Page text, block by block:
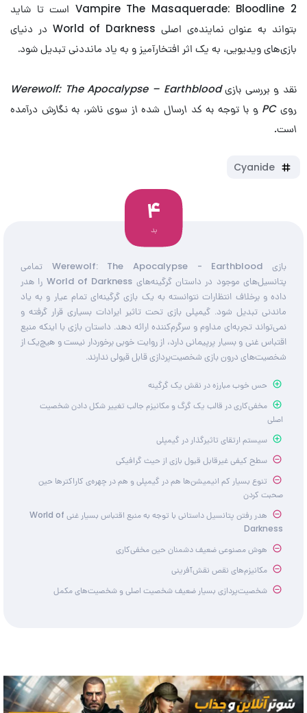
Vampire The Masaquerade: Bloodline 2 است تا شاید
بتواند به عنوان نماینده‌ی اصلی World of Darkness در دنیای
بازی‌های ویدیویی، به یک اثر افتخارآمیز و به یاد مانددنی تبدیل شود.
نقد و بررسی بازی Werewolf: The Apocalypse – Earthblood
روی PC و با توجه به کد ارسال شده از سوی ناشر، به نگارش درآمده
است.
Cyanide
4
بد
بازی Werewolf: The Apocalypse - Earthblood تمامی
پتانسیل‌های موجود در داستان گرگینه‌های World of Darkness را هدر
داده و برخلاف انتظارات نتوانسته به یک بازی گرگینه‌ای تمام عیار و به یاد
ماندنی تبدیل شود. گیمپلی بازی تحت تاثیر ایرادات بسیاری قرار گرفته و
نمی‌تواند تجربه‌ای مداوم و سرگرم‌کننده ارائه دهد. داستان بازی با اینکه منبع
اقتباس غنی و بسیار پرپیمانی دارد، از روایت خوبی برخوردار نیست و هیچ‌یک از
شخصیت‌های درون بازی شخصیت‌پردازی قابل قبولی ندارند.
حس خوب مبارزه در نقش یک گرگینه
مخفی‌کاری در قالب یک گرگ و مکانیزم جالب تغییر شکل دادن شخصیت
اصلی
سیستم ارتقای تاثیرگذار در گیمپلی
سطح کیفی غیرقابل قبول بازی از حیث گرافیکی
تنوع بسیار کم انیمیشن‌ها هم در گیمپلی و هم در چهره‌ی کاراکترها حین
صحبت کردن
هدر رفتن پتانسیل داستانی با توجه به منبع اقتباس بسیار غنی World of
Darkness
هوش مصنوعی ضعیف دشمنان حین مخفی‌کاری
مکانیزم‌های نقص نقش‌آفرینی
شخصیت‌پردازی بسیار ضعیف شخصیت اصلی و شخصیت‌های مکمل